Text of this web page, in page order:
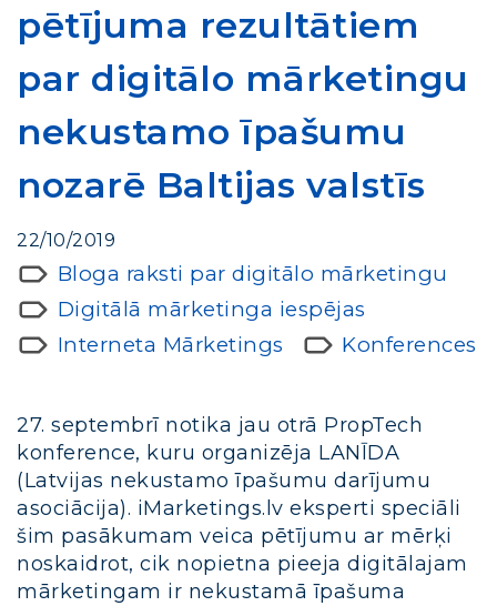
pētījuma rezultātiem
par digitālo mārketingu
nekustamo īpašumu
nozarē Baltijas valstīs
22/10/2019
Bloga raksti par digitālo mārketingu
Digitālā mārketinga iespējas
Interneta Mārketings
Konferences
27. septembrī notika jau otrā PropTech
konference, kuru organizēja LANĪDA
(Latvijas nekustamo īpašumu darījumu
asociācija). iMarketings.lv eksperti speciāli
šim pasākumam veica pētījumu ar mērķi
noskaidrot, cik nopietna pieeja digitālajam
mārketingam ir nekustamā īpašuma